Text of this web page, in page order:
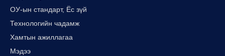
ОУ-ын стандарт, Ёс зүй
Технологийн чадамж
Хамтын ажиллагаа
Мэдээ